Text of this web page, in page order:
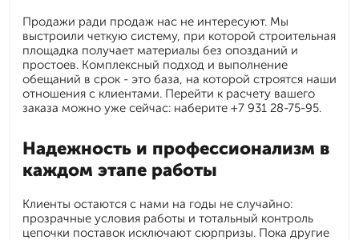
Продажи ради продаж нас не интересуют. Мы
выстроили четкую систему, при которой строительная
площадка получает материалы без опозданий и
простоев. Комплексный подход и выполнение
обещаний в срок - это база, на которой строятся наши
отношения с клиентами. Перейти к расчету вашего
заказа можно уже сейчас: наберите +7 931 28-75-95.
Надежность и профессионализм в
каждом этапе работы
Клиенты остаются с нами на годы не случайно:
прозрачные условия работы и тотальный контроль
цепочки поставок исключают сюрпризы. Пока другие